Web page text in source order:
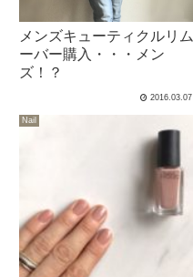
メンズキューティクルリム
ーバー購入・・・メン
ズ！？
2016.03.07
Nail